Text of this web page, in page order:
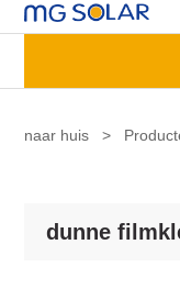
naar huis >
dunne